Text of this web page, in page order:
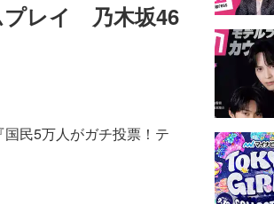
レイ　乃木坂46
民5万人がガチ投票！テ